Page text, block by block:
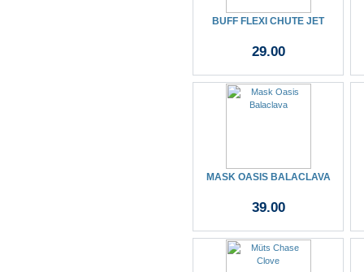
BUFF FLEXI CHUTE JET
29.00
MASK OASIS BALACLAVA
39.00